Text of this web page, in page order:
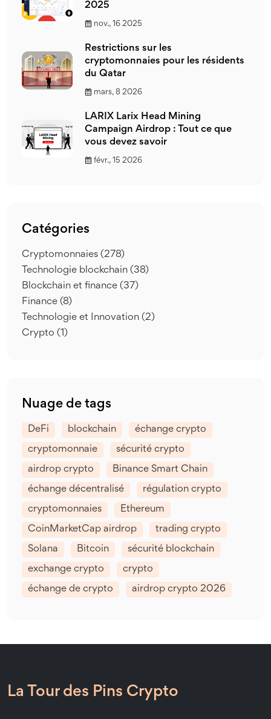
2025
nov., 16 2025
Restrictions sur les
cryptomonnaies pour les résidents
du Qatar
mars, 8 2026
LARIX Larix Head Mining
Campaign Airdrop : Tout ce que
vous devez savoir
févr., 15 2026
Catégories
Cryptomonnaies (278)
Technologie blockchain (38)
Blockchain et finance (37)
Finance (8)
Technologie et Innovation (2)
Crypto (1)
Nuage de tags
DeFi blockchain échange crypto
cryptomonnaie sécurité crypto
airdrop crypto Binance Smart Chain
échange décentralisé régulation crypto
cryptomonnaies Ethereum
CoinMarketCap airdrop trading crypto
Solana Bitcoin sécurité blockchain
exchange crypto crypto
échange de crypto airdrop crypto 2026
La Tour des Pins Crypto